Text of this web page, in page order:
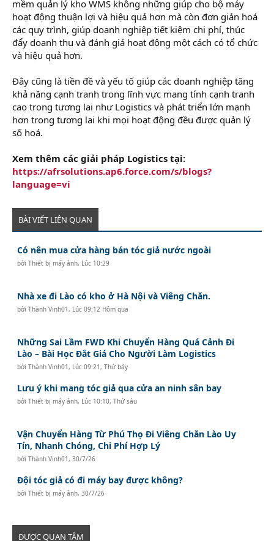
mềm quản lý kho WMS không những giúp cho bộ máy
hoạt động thuận lợi và hiệu quả hơn mà còn đơn giản hoá
các quy trình, giúp doanh nghiệp tiết kiệm chi phí, thúc
đẩy doanh thu và đánh giá hoạt động một cách có tổ chức
và hiệu quả hơn.
Đây cũng là tiền đề và yếu tố giúp các doanh nghiệp tăng
khả năng cạnh tranh trong lĩnh vực mang tính cạnh tranh
cao trong tương lai như Logistics và phát triển lớn mạnh
hơn trong tương lai khi mọi hoạt động đều được quản lý
số hoá.
Xem thêm các giải pháp Logistics tại:
https://afrsolutions.ap6.force.com/s/blogs?
language=vi
BÀI VIẾT LIÊN QUAN
Có nên mua cửa hàng bán tóc giả nước ngoài
bởiThiết bị máy ảnh, Lúc 10:29
Nhà xe đi Lào có kho ở Hà Nội và Viêng Chăn.
bởiThành Vinh01 , Lúc 09:12 Hôm qua
Những Sai Lầm FWD Khi Chuyển Hàng Quá Cảnh Đi
Lào – Bài Học Đắt Giá Cho Người Làm Logistics
bởiThành Vinh01 , Lúc 09:21, Thứ bảy
Lưu ý khi mang tóc giả qua cửa an ninh sân bay
bởiThiết bị máy ảnh, Lúc 10:10, Thứ sáu
Vận Chuyển Hàng Từ Phú Thọ Đi Viêng Chăn Lào Uy
Tín, Nhanh Chóng, Chi Phí Hợp Lý
bởiThành Vinh01 ,30/7/26
Đội tóc giả có đi máy bay được không?
bởiThiết bị máy ảnh,30/7/26
ĐƯỢC QUAN TÂM